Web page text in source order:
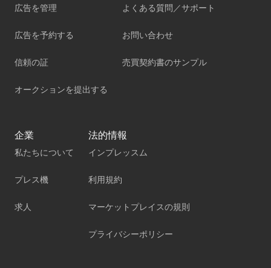
広告を管理
広告を予約する
信頼の証
オークションを提出する
よくある質問／サポート
お問い合わせ
売買契約書のサンプル
企業
私たちについて
プレス機
求人
法的情報
インプレッスム
利用規約
マーケットプレイスの規則
プライバシーポリシー